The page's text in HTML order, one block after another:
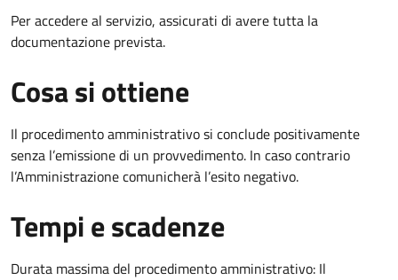
Per accedere al servizio, assicurati di avere tutta la
documentazione prevista.
Cosa si ottiene
Il procedimento amministrativo si conclude positivamente
senza l’emissione di un provvedimento. In caso contrario
l’Amministrazione comunicherà l’esito negativo.
Tempi e scadenze
Durata massima del procedimento amministrativo: Il